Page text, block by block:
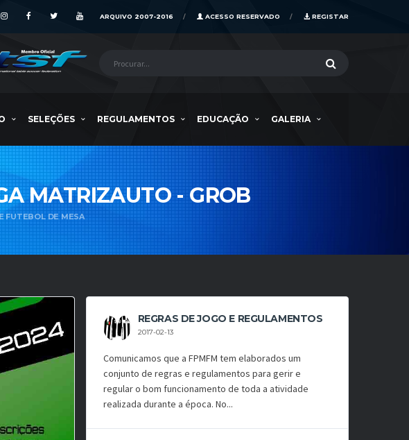
REGISTAR
ACESSO RESERVADO
ARQUIVO 2007-2016
SELEÇÕES REGULAMENTOS EDUCAÇÃO GALERIA
MATRIZAUTO - GROB
FUTEBOL DE MESA
REGRAS DE JOGO E REGULAMENTOS
2017-02-13
Comunicamos que a FPMFM tem elaborados um
conjunto de regras e regulamentos para gerir e
regular o bom funcionamento de toda a atividade
realizada durante a época. No...